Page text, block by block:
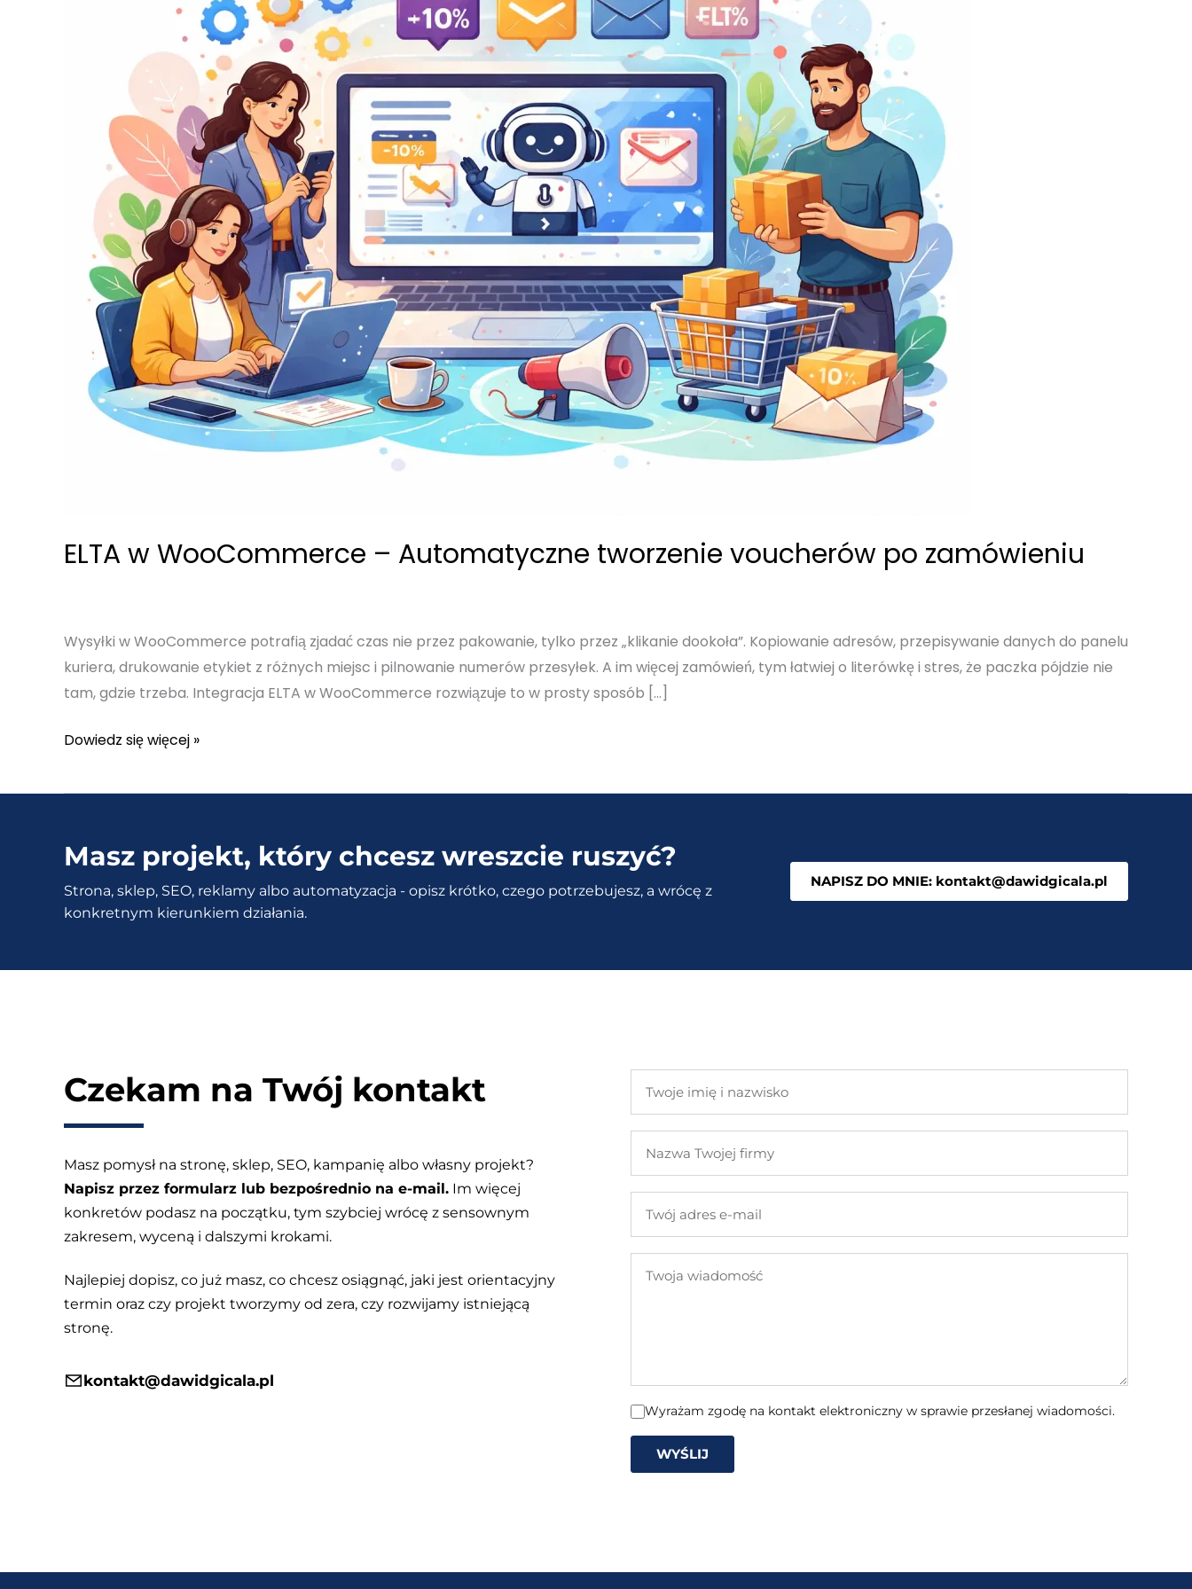
ELTA w WooCommerce – Automatyczne tworzenie voucherów po zamówieniu
Wysyłki w WooCommerce potrafią zjadać czas nie przez pakowanie, tylko przez „klikanie dookoła”. Kopiowanie adresów, przepisywanie danych do panelu
kuriera, drukowanie etykiet z różnych miejsc i pilnowanie numerów przesyłek. A im więcej zamówień, tym łatwiej o literówkę i stres, że paczka pójdzie nie
tam, gdzie trzeba. Integracja ELTA w WooCommerce rozwiązuje to w prosty sposób […]
ELTA
WooCommerce
Automatyczne
tworzenie
voucherów
po
Dowiedz się więcej »
Masz projekt, który chcesz wreszcie ruszyć?
Strona, sklep, SEO, reklamy albo automatyzacja - opisz krótko, czego potrzebujesz, a wrócę z
konkretnym kierunkiem działania.
NAPISZ DO MNIE: kontakt@dawidgicala.pl
Czekam na Twój kontakt
Masz pomysł na stronę, sklep, SEO, kampanię albo własny projekt?
Napisz przez formularz lub bezpośrednio na e-mail. Im więcej
konkretów podasz na początku, tym szybciej wrócę z sensownym
zakresem, wyceną i dalszymi krokami.
Najlepiej dopisz, co już masz, co chcesz osiągnąć, jaki jest orientacyjny
termin oraz czy projekt tworzymy od zera, czy rozwijamy istniejącą
stronę.
kontakt@dawidgicala.pl
imię
nazwisko
Twojej
adres
mail
wiadomość
Wyrażam zgodę na kontakt elektroniczny w sprawie przesłanej wiadomości.
WYŚLIJ